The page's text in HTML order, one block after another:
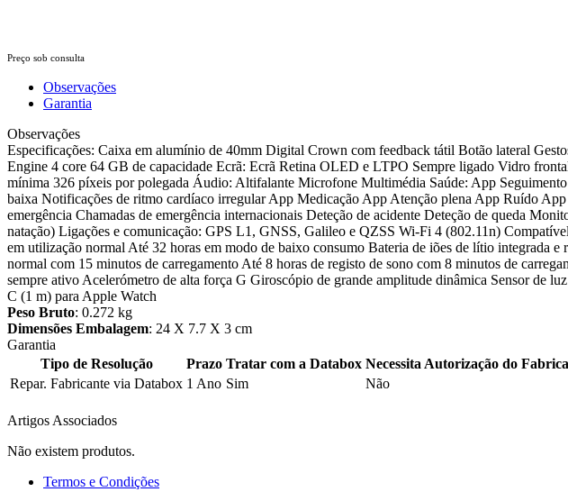
Preço sob consulta
Observações
Garantia
Observações
Especificações: Caixa em alumínio de 40mm Digital Crown com feedback tátil Botão lateral
Engine 4 core 64 GB de capacidade Ecrã: Ecrã Retina OLED e LTPO Sempre ligado Vidro
mínima 326 píxeis por polegada Áudio: Altifalante Microfone Multimédia Saúde: App
baixa Notificações de ritmo cardíaco irregular App Medicação App Atenção plena App Ruído
emergência Chamadas de emergência internacionais Deteção de acidente Deteção de queda
natação) Ligações e comunicação: GPS L1, GNSS, Galileo e QZSS Wi-Fi 4 (802.11n)
em utilização normal Até 32 horas em modo de baixo consumo Bateria de iões de lítio integrada
normal com 15 minutos de carregamento Até 8 horas de registo de sono com 8 minutos de
sempre ativo Acelerómetro de alta força G Giroscópio de grande amplitude dinâmica Sensor de
C (1 m) para Apple Watch
Peso Bruto: 0.272 kg
Dimensões Embalagem: 24 X 7.7 X 3 cm
Garantia
Tipo de Resolução
Prazo Tratar com a Databox Necessita Autorização do
Repar. Fabricante via Databox 1 Ano Sim Não
Artigos Associados
Não existem produtos.
Termos e Condições